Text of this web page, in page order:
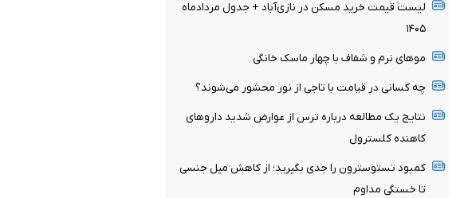
لیست قیمت خرید مسکن در نازی‌آباد + جدول مردادماه
۱۴۰۵
موهای نرم و شفاف با چهار ماسک خانگی
چه کسانی در قیامت با تاجی از نور محشور می‌شوند؟
نتایج یک مطالعه درباره ترس از عوارض شدید داروهای
کاهنده کلسترول
کمبود تستوسترون را جدی بگیرید؛ از کاهش میل جنسی
تا خستگی مداوم